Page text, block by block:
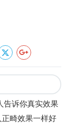
告诉你真实效果
畸效果一样好